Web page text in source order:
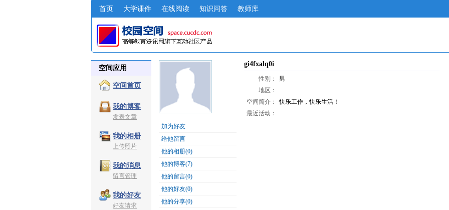
首页 大学课件 在线阅读 知识问答 教师库
空间应用
空间首页
我的博客
发表文章
我的相册
上传照片
我的消息
留言管理
我的好友
好友请求
加为好友
给他留言
他的相册(0)
他的博客(7)
他的留言(0)
他的好友(0)
他的分享(0)
gi4fxalq0i
性别：
男
地区：
空间简介：
快乐工作，快乐生活！
最近活动：